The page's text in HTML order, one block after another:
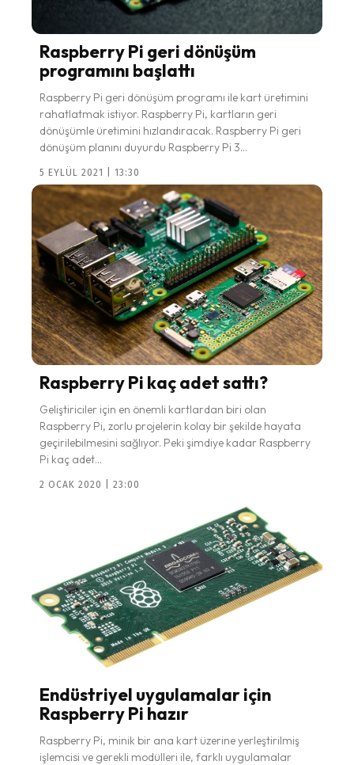
Raspberry Pi geri dönüşüm
programını başlattı
Raspberry Pi geri dönüşüm programı ile kart üretimini
rahatlatmak istiyor. Raspberry Pi, kartların geri
dönüşümle üretimini hızlandıracak. Raspberry Pi geri
dönüşüm planını duyurdu Raspberry Pi 3...
5 EYLÜL 2021 | 13:30
Raspberry Pi kaç adet sattı?
Geliştiriciler için en önemli kartlardan biri olan
Raspberry Pi, zorlu projelerin kolay bir şekilde hayata
geçirilebilmesini sağlıyor. Peki şimdiye kadar Raspberry
Pi kaç adet...
2 OCAK 2020 | 23:00
Endüstriyel uygulamalar için
Raspberry Pi hazır
Raspberry Pi, minik bir ana kart üzerine yerleştirilmiş
işlemcisi ve gerekli modülleri ile, farklı uygulamalar